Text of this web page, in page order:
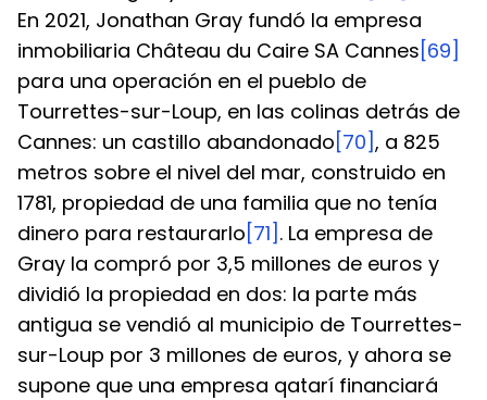
En 2021, Jonathan Gray fundó la empresa
inmobiliaria Château du Caire SA Cannes [69]
para una operación en el pueblo de
Tourrettes-sur-Loup, en las colinas detrás de
Cannes: un castillo abandonado [70], a 825
metros sobre el nivel del mar, construido en
1781, propiedad de una familia que no tenía
dinero para restaurarlo [71] . La empresa de
Gray la compró por 3,5 millones de euros y
dividió la propiedad en dos: la parte más
antigua se vendió al municipio de Tourrettes-
sur-Loup por 3 millones de euros, y ahora se
supone que una empresa qatarí financiará